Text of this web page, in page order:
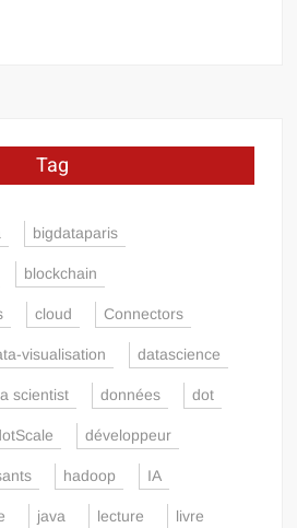
Tag
bigdataparis
blockchain
cloud Connectors
visualisation datascience
scientist données dot
développeur
hadoop IA
java lecture livre